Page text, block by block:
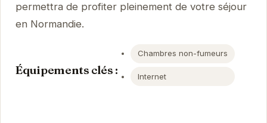
permettra de profiter pleinement de votre séjour
en Normandie.
Équipements clés :
Chambres non-fumeurs
Internet